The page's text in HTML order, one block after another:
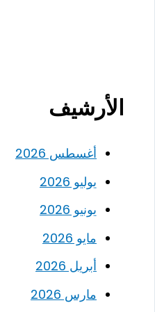
الأرشيف
أغسطس 2026
يوليو 2026
يونيو 2026
مايو 2026
أبريل 2026
مارس 2026